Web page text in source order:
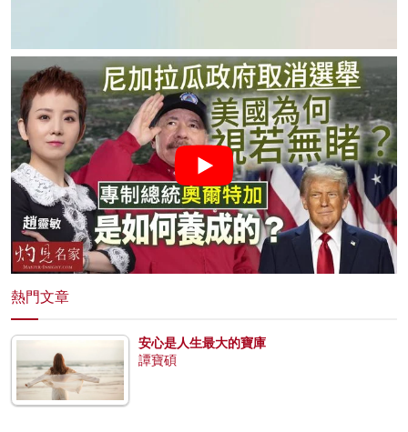
熱門文章
安心是人生最大的寶庫
譚寶碩